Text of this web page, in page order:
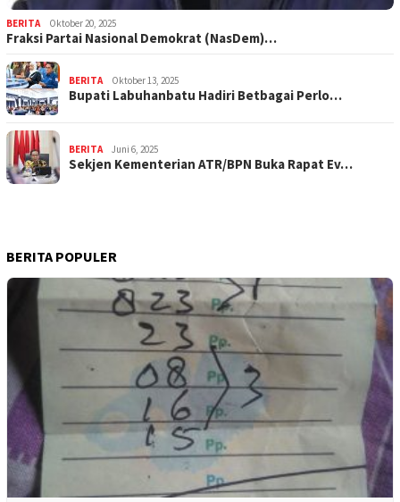
BERITA Oktober 20, 2025
Fraksi Partai Nasional Demokrat (NasDem)…
BERITA Oktober 13, 2025
Bupati Labuhanbatu Hadiri Betbagai Perlo…
BERITA Juni 6, 2025
Sekjen Kementerian ATR/BPN Buka Rapat Ev…
BERITA POPULER